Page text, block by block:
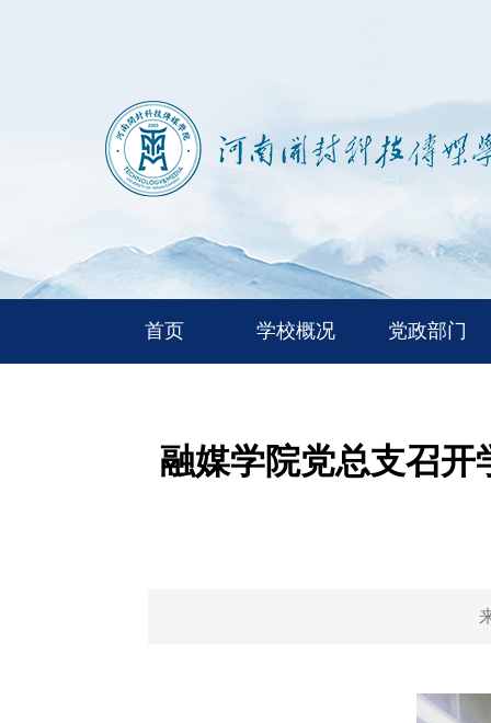
首页 学校概况 党政部门
融媒学院党总支召开